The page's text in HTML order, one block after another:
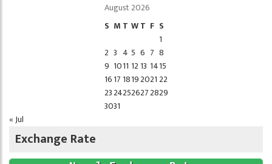
August 2026
S M T WT F S
1
2 3 4 5 6 7 8
9 1011 12 13 1415
1617 1819202122
23242526272829
3031
« Jul
Exchange Rate